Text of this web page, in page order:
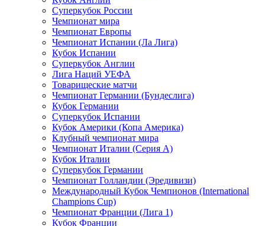
Суперкубок России
Чемпионат мира
Чемпионат Европы
Чемпионат Испании (Ла Лига)
Кубок Испании
Суперкубок Англии
Лига Наций УЕФА
Товарищеские матчи
Чемпионат Германии (Бундеслига)
Кубок Германии
Суперкубок Испании
Кубок Америки (Копа Америка)
Клубный чемпионат мира
Чемпионат Италии (Серия А)
Кубок Италии
Суперкубок Германии
Чемпионат Голландии (Эредивизи)
Международный Кубок Чемпионов (International
Champions Cup)
Чемпионат Франции (Лига 1)
Кубок Франции